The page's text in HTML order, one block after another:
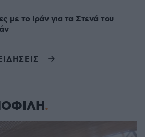
με το Ιράν για τα Στενά του